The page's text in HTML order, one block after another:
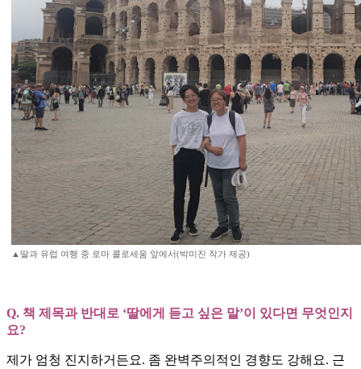
▲딸과 유럽 여행 중 로마 콜로세움 앞에서(박미진 작가 제공)
Q. 책 제목과 반대로 ‘딸에게 듣고 싶은 말’이 있다면 무엇인지
요?
제가 엄청 진지하거든요. 좀 완벽주의적인 경향도 강해요. 근